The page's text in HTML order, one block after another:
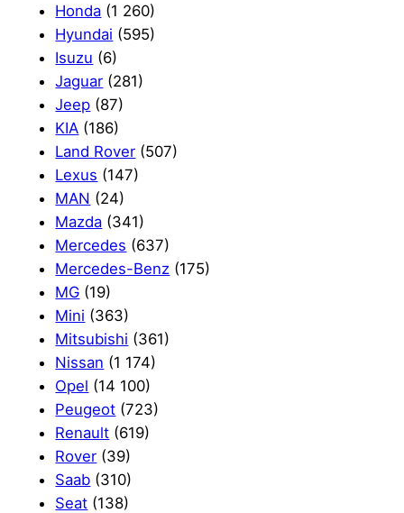
Honda (1 260)
Hyundai (595)
Isuzu (6)
Jaguar (281)
Jeep (87)
KIA (186)
Land Rover (507)
Lexus (147)
MAN (24)
Mazda (341)
Mercedes (637)
Mercedes-Benz (175)
MG (19)
Mini (363)
Mitsubishi (361)
Nissan (1 174)
Opel (14 100)
Peugeot (723)
Renault (619)
Rover (39)
Saab (310)
Seat (138)